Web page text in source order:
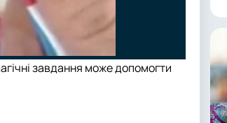
завдання може допомогти